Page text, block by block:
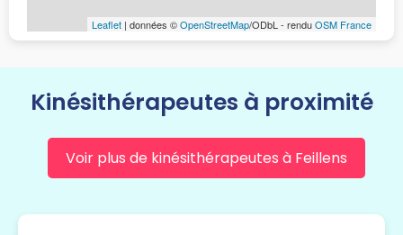
Leaflet | données ©OpenStreetMap/ODbL - renduOSM France
Kinésithérapeutes à proximité
Voir plus de kinésithérapeutes à Feillens